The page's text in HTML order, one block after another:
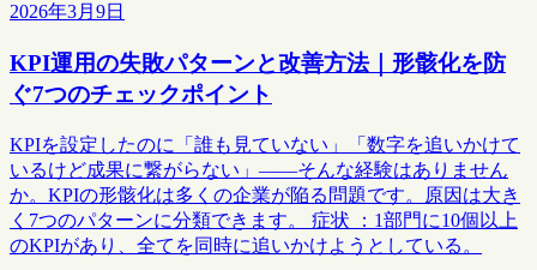
2026年3月9日
KPI運用の失敗パターンと改善方法｜形骸化を防
ぐ7つのチェックポイント
KPIを設定したのに「誰も見ていない」「数字を追いかけて
いるけど成果に繋がらない」——そんな経験はありません
か。KPIの形骸化は多くの企業が陥る問題です。原因は大き
く7つのパターンに分類できます。 症状 ：1部門に10個以上
のKPIがあり、全てを同時に追いかけようとしている。